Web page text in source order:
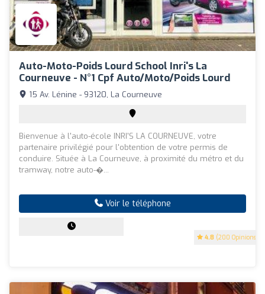
Auto-Moto-Poids Lourd School Inri's La
Courneuve - N°1 Cpf Auto/Moto/Poids Lourd
4.8 (200 Opinions)
15 Av. Lénine - 93120, La Courneuve
Bienvenue à l'auto-école INRI'S LA COURNEUVE, votre
partenaire privilégié pour l'obtention de votre permis de
conduire. Située à La Courneuve, à proximité du métro et du
tramway, notre auto-�...
Voir le téléphone